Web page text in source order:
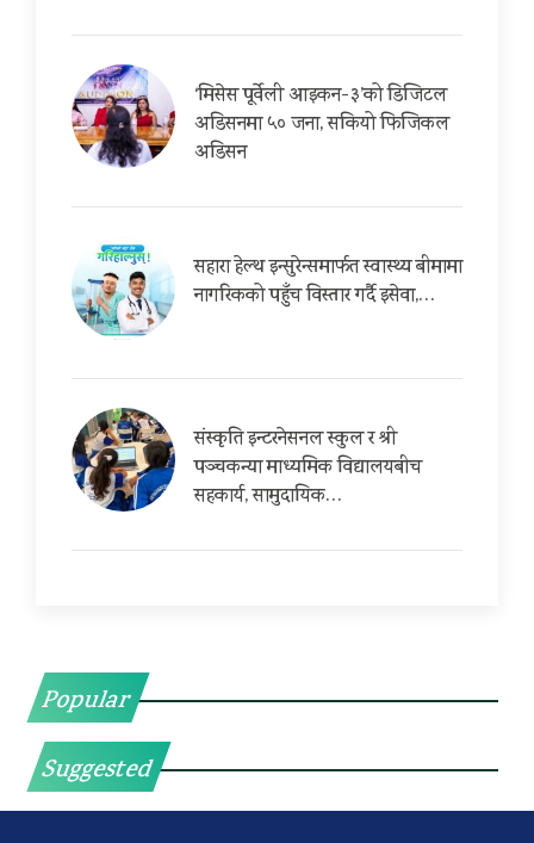
‘मिसेस पूर्वेली आइकन-३’को डिजिटल
अडिसनमा ५० जना, सकियो फिजिकल
अडिसन
सहारा हेल्थ इन्सुरेन्समार्फत स्वास्थ्य बीमामा
नागरिकको पहुँच विस्तार गर्दै इसेवा,…
संस्कृति इन्टरनेसनल स्कुल र श्री
पञ्चकन्या माध्यमिक विद्यालयबीच
सहकार्य, सामुदायिक…
Popular
Suggested